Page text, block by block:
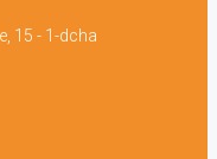
15 - 1-dcha